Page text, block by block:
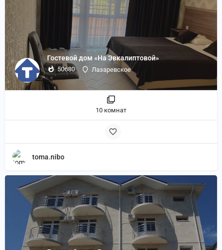
Гостевой дом «На Эвкалиптовой»
50680 Лазаревское
10 комнат
toma.nibo